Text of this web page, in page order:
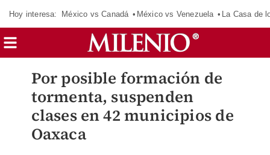
Hoy interesa: México vs Canadá México vs Venezuela La Casa de
Por posible formación de
tormenta, suspenden
clases en 42 municipios de
Oaxaca